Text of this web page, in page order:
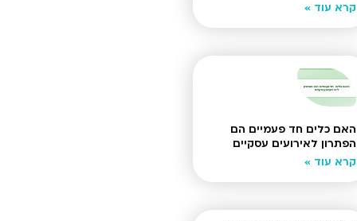
קרא עוד »
האם כלים חד פעמיים הם
הפתרון לאירועים עסקיים
קרא עוד »